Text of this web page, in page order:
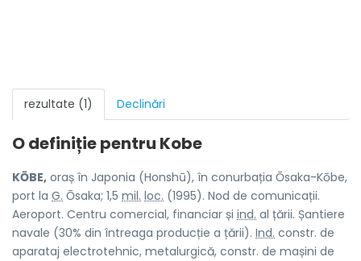
rezultate (1) Declinări
O definiție pentru Kobe
KŌBE, oraș în Japonia (Honshū), în conurbația Ōsaka-Kōbe,
port la G. Ōsaka; 1,5 mil. loc. (1995). Nod de comunicații.
Aeroport. Centru comercial, financiar și ind. al țării. Șantiere
navale (30% din întreaga producție a țării). Ind. constr. de
aparataj electrotehnic, metalurgică, constr. de mașini de